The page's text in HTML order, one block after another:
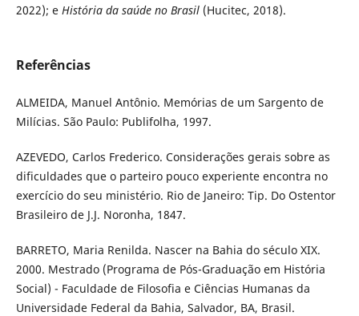
2022); e História da saúde no Brasil(Hucitec, 2018).
Referências
ALMEIDA, Manuel Antônio. Memórias de um Sargento de
Milícias. São Paulo: Publifolha, 1997.
AZEVEDO, Carlos Frederico. Considerações gerais sobre as
dificuldades que o parteiro pouco experiente encontra no
exercício do seu ministério. Rio de Janeiro: Tip. Do Ostentor
Brasileiro de J.J. Noronha, 1847.
BARRETO, Maria Renilda. Nascer na Bahia do século XIX.
2000. Mestrado (Programa de Pós-Graduação em História
Social) - Faculdade de Filosofia e Ciências Humanas da
Universidade Federal da Bahia, Salvador, BA, Brasil.